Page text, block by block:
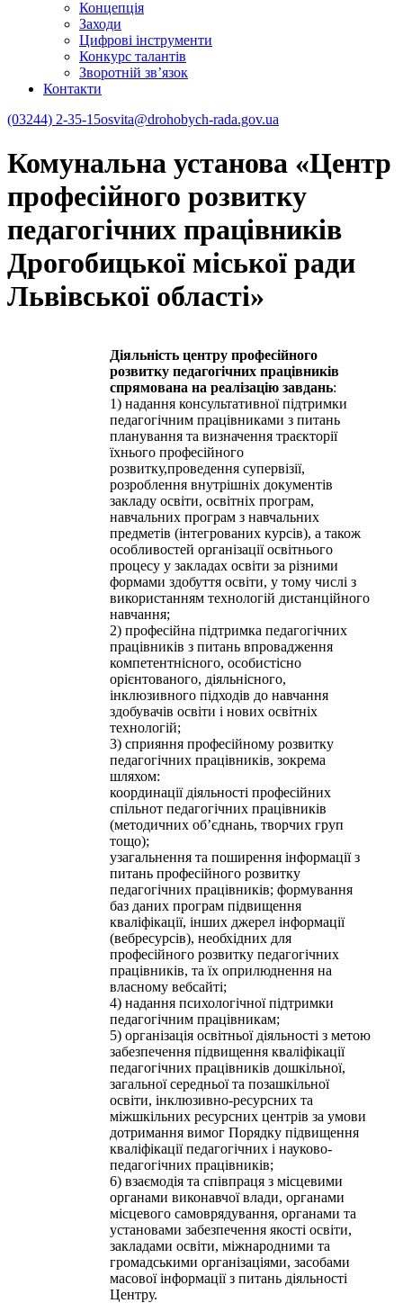
Концепція
Заходи
Цифрові інструменти
Конкурс талантів
Зворотній зв’язок
Контакти
(03244) 2-35-15osvita@drohobych-rada.gov.ua
Комунальна установа «Центр
професійного розвитку
педагогічних працівників
Дрогобицької міської ради
Львівської області»
Діяльність центру професійного
розвитку педагогічних працівників
спрямована на реалізацію завдань:
1) надання консультативної підтримки
педагогічним працівниками з питань
планування та визначення траєкторії
їхнього професійного
розвитку,проведення супервізії,
розроблення внутрішніх документів
закладу освіти, освітніх програм,
навчальних програм з навчальних
предметів (інтегрованих курсів), а також
особливостей організації освітнього
процесу у закладах освіти за різними
формами здобуття освіти, у тому числі з
використанням технологій дистанційного
навчання;
2) професійна підтримка педагогічних
працівників з питань впровадження
компетентнісного, особистісно
орієнтованого, діяльнісного,
інклюзивного підходів до навчання
здобувачів освіти і нових освітніх
технологій;
3) сприяння професійному розвитку
педагогічних працівників, зокрема
шляхом:
координації діяльності професійних
спільнот педагогічних працівників
(методичних об’єднань, творчих груп
тощо);
узагальнення та поширення інформації з
питань професійного розвитку
педагогічних працівників; формування
баз даних програм підвищення
кваліфікації, інших джерел інформації
(вебресурсів), необхідних для
професійного розвитку педагогічних
працівників, та їх оприлюднення на
власному вебсайті;
4) надання психологічної підтримки
педагогічним працівникам;
5) організація освітньої діяльності з метою
забезпечення підвищення кваліфікації
педагогічних працівників дошкільної,
загальної середньої та позашкільної
освіти, інклюзивно-ресурсних та
міжшкільних ресурсних центрів за умови
дотримання вимог Порядку підвищення
кваліфікації педагогічних і науково-
педагогічних працівників;
6) взаємодія та співпраця з місцевими
органами виконавчої влади, органами
місцевого самоврядування, органами та
установами забезпечення якості освіти,
закладами освіти, міжнародними та
громадськими організаціями, засобами
масової інформації з питань діяльності
Центру.